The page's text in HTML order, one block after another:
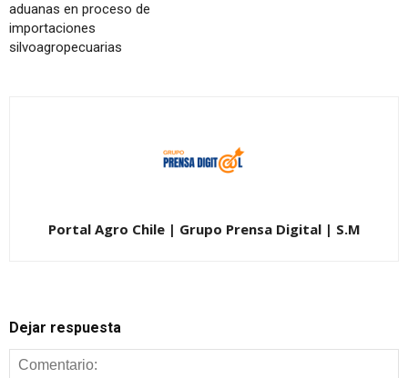
aduanas en proceso de
importaciones
silvoagropecuarias
Portal Agro Chile | Grupo Prensa Digital | S.M
Dejar respuesta